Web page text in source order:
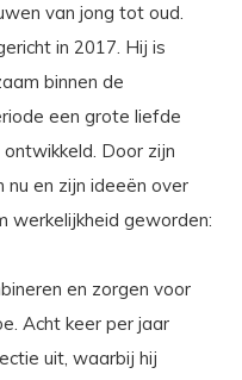
van jong tot oud.
in 2017. Hij is
binnen de
een grote liefde
Door zijn
nu en zijn ideeën over
werkelijkheid geworden:
en zorgen voor
Acht keer per jaar
uit, waarbij hij